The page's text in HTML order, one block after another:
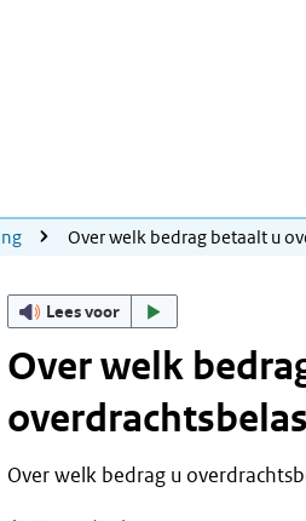
Over welk bedrag betaalt u
Lees voor
Over welk
Over welk bedrag u